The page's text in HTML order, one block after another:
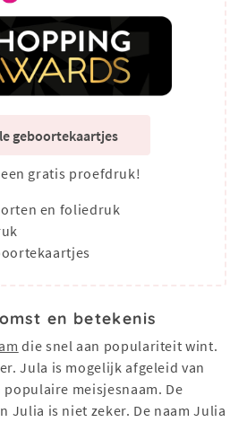
geboortekaartjes
gratis proefdruk!
en foliedruk
en betekenis
die snel aan populariteit wint.
Jula is mogelijk afgeleid van
populaire meisjesnaam. De
Julia is niet zeker. De naam Julia